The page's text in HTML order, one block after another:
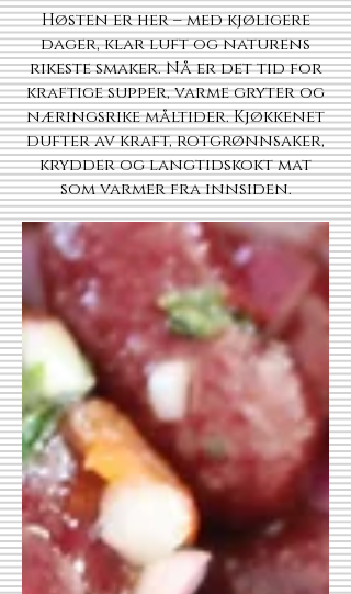
Høsten er her – med kjøligere
dager, klar luft og naturens
rikeste smaker. Nå er det tid for
kraftige supper, varme gryter og
næringsrike måltider. Kjøkkenet
dufter av kraft, rotgrønnsaker,
krydder og langtidskokt mat
som varmer fra innsiden.